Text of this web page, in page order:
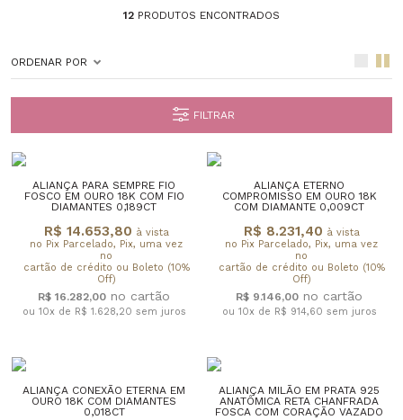
12 PRODUTOS ENCONTRADOS
ORDENAR POR
FILTRAR
ALIANÇA PARA SEMPRE FIO
FOSCO EM OURO 18K COM FIO
DIAMANTES 0,189CT
R$ 14.653,80 à vista
no Pix Parcelado, Pix, uma vez
no
cartão de crédito ou Boleto (10%
Off)
R$ 16.282,00
ou 10x de R$ 1.628,20 sem juros
ALIANÇA ETERNO
COMPROMISSO EM OURO 18K
COM DIAMANTE 0,009CT
R$ 8.231,40 à vista
no Pix Parcelado, Pix, uma vez
no
cartão de crédito ou Boleto (10%
Off)
R$ 9.146,00
ou 10x de R$ 914,60 sem juros
ALIANÇA CONEXÃO ETERNA EM
OURO 18K COM DIAMANTES
0,018CT
ALIANÇA MILÃO EM PRATA 925
ANATÔMICA RETA CHANFRADA
FOSCA COM CORAÇÃO VAZADO